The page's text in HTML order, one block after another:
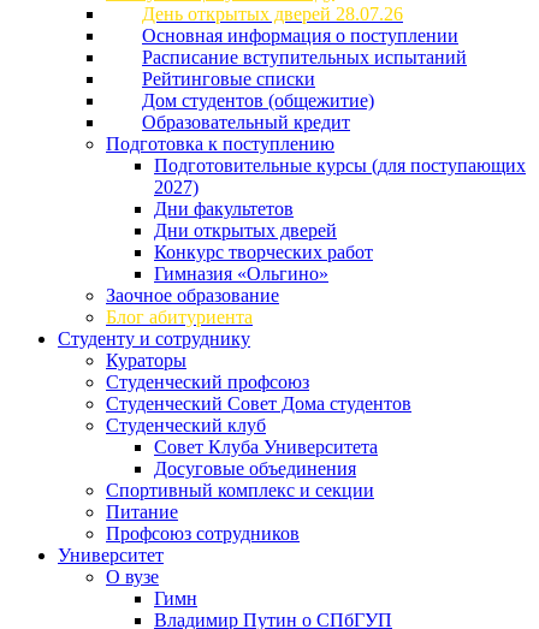
День открытых дверей 28.07.26
Основная информация о поступлении
Расписание вступительных испытаний
Рейтинговые списки
Дом студентов (общежитие)
Образовательный кредит
Подготовка к поступлению
Подготовительные курсы (для поступающих
2027)
Дни факультетов
Дни открытых дверей
Конкурс творческих работ
Гимназия «Ольгино»
Заочное образование
Блог абитуриента
Студенту и сотруднику
Кураторы
Студенческий профсоюз
Студенческий Совет Дома студентов
Студенческий клуб
Совет Клуба Университета
Досуговые объединения
Спортивный комплекс и секции
Питание
Профсоюз сотрудников
Университет
О вузе
Гимн
Владимир Путин о СПбГУП